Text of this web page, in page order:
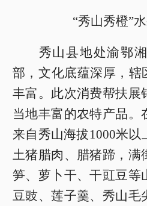
“秀山秀橙”
秀山县地处渝鄂湘
部，文化底蕴深厚，辖
丰富。此次消费帮扶展
当地丰富的农特产品。
来自秀山海拔1000米
土猪腊肉、腊猪蹄，满
笋、萝卜干、干豇豆等
豆豉、莲子羹、秀山毛